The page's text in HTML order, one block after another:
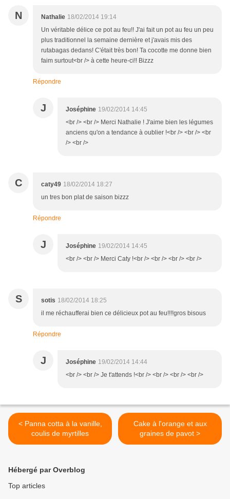
N Nathalie 18/02/2014 19:14
Un véritable délice ce pot au feu!! J'ai fait un pot au feu un peu
plus traditionnel la semaine dernière et j'avais mis des
rutabagas dedans! C'était très bon! Ta cocotte me donne bien
faim surtout<br /> à cette heure-ci!! Bizzz
Répondre
J Joséphine 19/02/2014 14:45
<br /> <br /> Merci Nathalie ! J'aime bien les légumes
anciens qu'on a tendance à oublier !<br /> <br /> <br
/> <br />
C caty49 18/02/2014 18:27
un tres bon plat de saison bizzz
Répondre
J Joséphine 19/02/2014 14:45
<br /> <br /> Merci Caty !<br /> <br /> <br /> <br />
S sotis 18/02/2014 18:25
il me réchaufferai bien ce délicieux pot au feu!!!!gros bisous
Répondre
J Joséphine 19/02/2014 14:44
<br /> <br /> Je t'attends !<br /> <br /> <br /> <br />
< Panna cotta à la vanille,
coulis de myrtilles
Cake à l'orange et aux
graines de pavot >
Hébergé par Overblog
Top articles